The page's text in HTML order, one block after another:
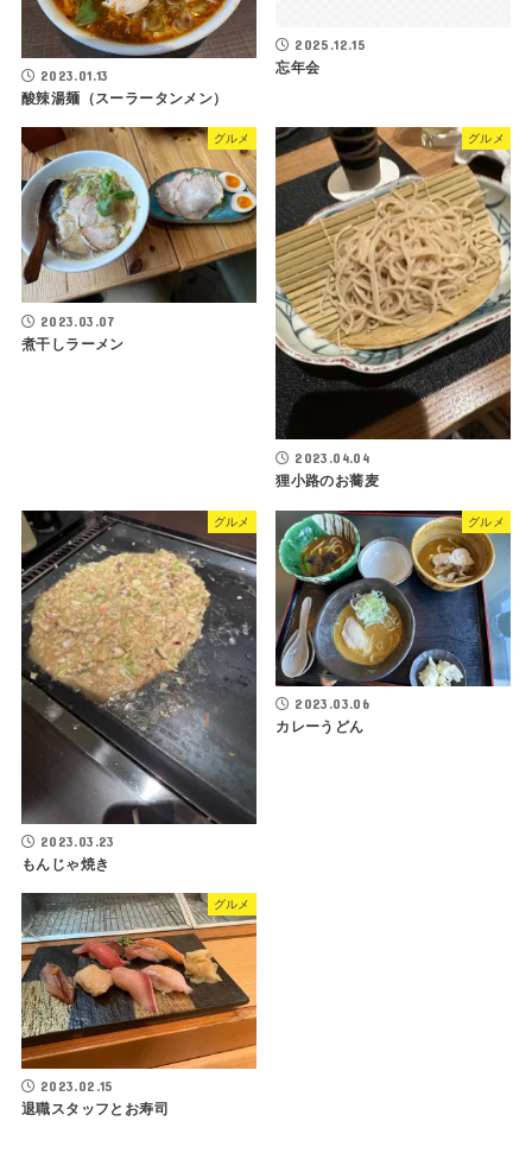
2023.01.13
酸辣湯麺（スーラータンメン）
2025.12.15
忘年会
グルメ
2023.03.07
煮干しラーメン
グルメ
2023.04.04
狸小路のお蕎麦
グルメ
2023.03.23
もんじゃ焼き
グルメ
2023.03.06
カレーうどん
グルメ
2023.02.15
退職スタッフとお寿司